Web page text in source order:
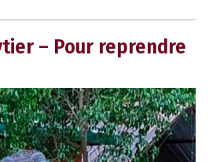
– Pour reprendre